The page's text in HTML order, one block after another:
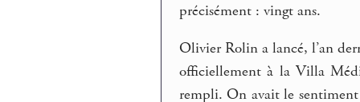
précisément : vingt ans.
Olivier Rolin a lancé, l’an
officiellement à la Villa
rempli. On avait le